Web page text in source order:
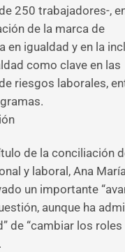
250 trabajadores-,
de la marca de
en igualdad y en la
como clave en las
riesgos laborales,
de la conciliación
y laboral, Ana
un importante
aunque ha
de “cambiar los roles